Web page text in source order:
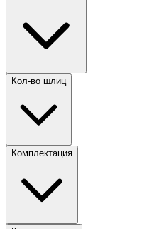
Кол-во шлиц
Комплектация